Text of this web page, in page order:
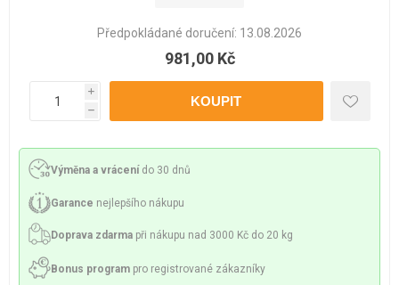
Předpokládané doručení: 13.08.2026
981,00 Kč
i
h
Výměna a vrácení do 30 dnů
Garance nejlepšího nákupu
Doprava zdarma při nákupu nad 3000 Kč do 20 kg
Bonus program pro registrované zákazníky